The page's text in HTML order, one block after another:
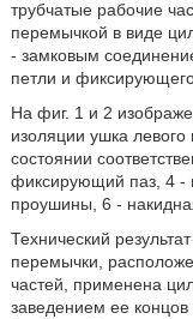
трубчатые рабочие
перемычкой в виде
- замковым
петли и фиксирующего
На фиг. 1 и 2
изоляции ушка
состоянии
фиксирующий паз, 4 -
проушины, 6 -
Технический
перемычки,
частей, применена
заведением ее концов